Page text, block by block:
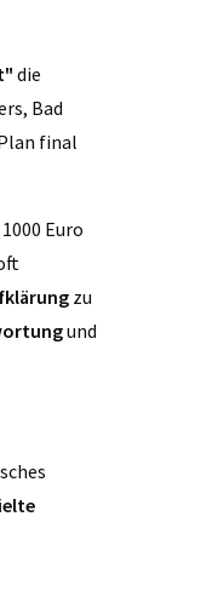
die
Bad
final
Euro
zu
und